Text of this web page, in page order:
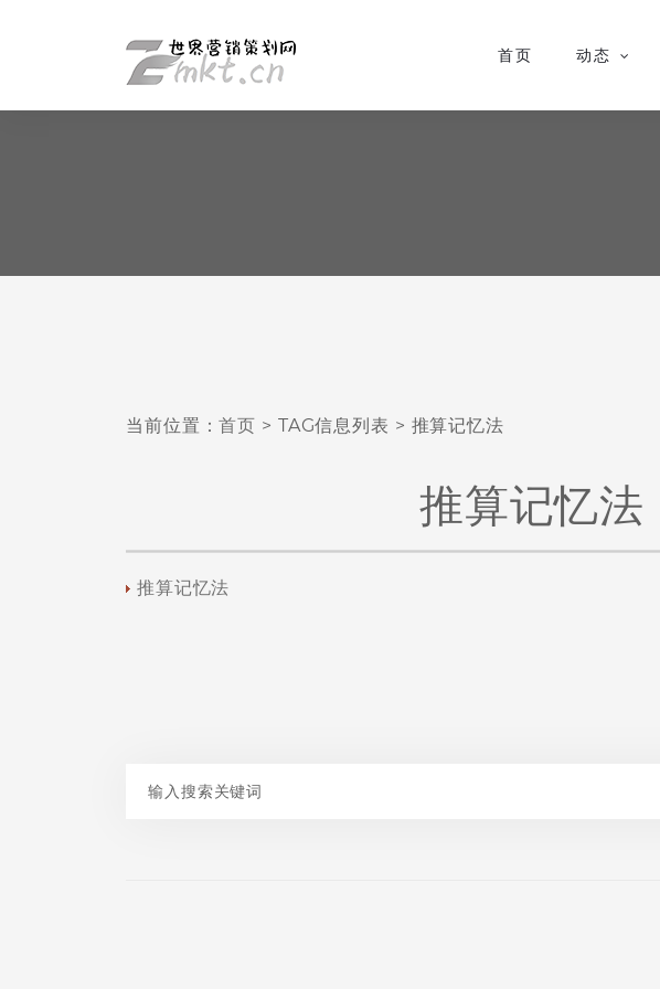
首页 动态
当前位置：首页 > TAG信息列表 > 推算记忆法
推算记忆法
推算记忆法